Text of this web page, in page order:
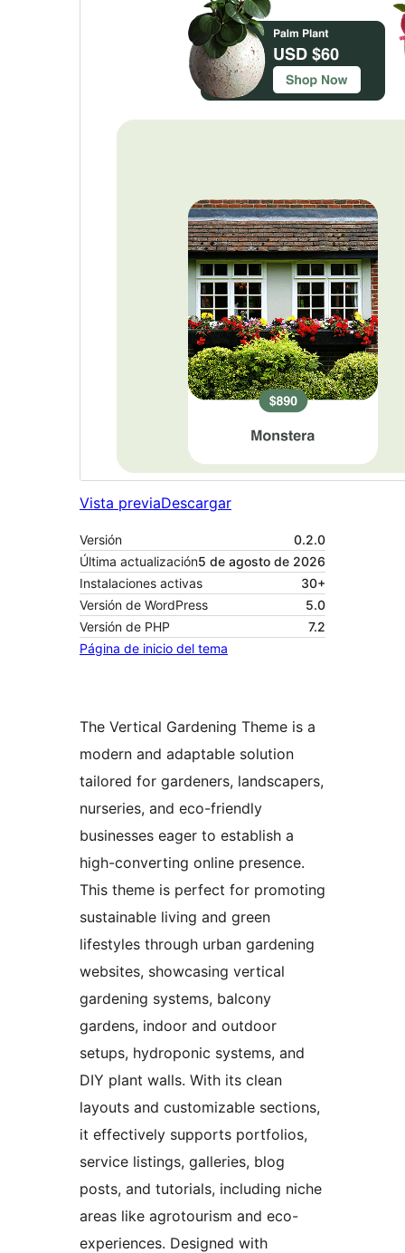
Vista previaDescargar
Versión
0.2.0
Última actualización5 de agosto de 2026
Instalaciones activas
30+
Versión de WordPress
5.0
Versión de PHP
7.2
Página de inicio del tema
The Vertical Gardening Theme is a
modern and adaptable solution
tailored for gardeners, landscapers,
nurseries, and eco-friendly
businesses eager to establish a
high-converting online presence.
This theme is perfect for promoting
sustainable living and green
lifestyles through urban gardening
websites, showcasing vertical
gardening systems, balcony
gardens, indoor and outdoor
setups, hydroponic systems, and
DIY plant walls. With its clean
layouts and customizable sections,
it effectively supports portfolios,
service listings, galleries, blog
posts, and tutorials, including niche
areas like agrotourism and eco-
experiences. Designed with